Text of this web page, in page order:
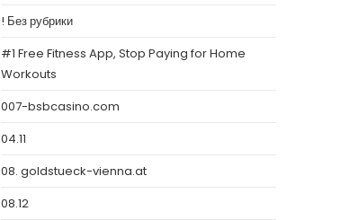
! Без рубрики
#1 Free Fitness App, Stop Paying for Home
Workouts
007-bsbcasino.com
04.11
08. goldstueck-vienna.at
08.12